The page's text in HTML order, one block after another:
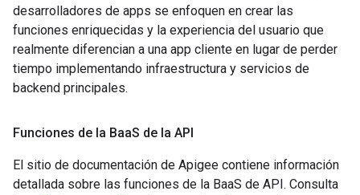
desarrolladores de apps se enfoquen en crear las
funciones enriquecidas y la experiencia del usuario que
realmente diferencian a una app cliente en lugar de perder
tiempo implementando infraestructura y servicios de
backend principales.
Funciones de la BaaS de la API
El sitio de documentación de Apigee contiene información
detallada sobre las funciones de la BaaS de API. Consulta